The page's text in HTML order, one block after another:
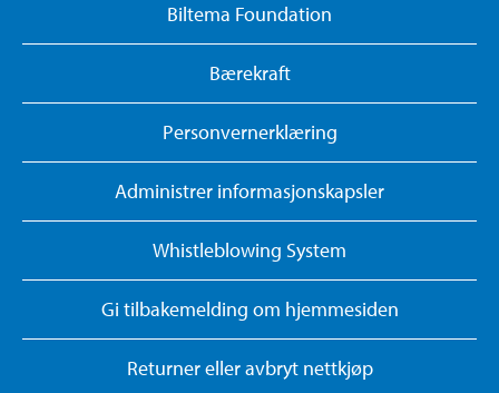
Biltema Foundation
Bærekraft
Personvernerklæring
Administrer informasjonskapsler
Whistleblowing System
Gi tilbakemelding om hjemmesiden
Returner eller avbryt nettkjøp